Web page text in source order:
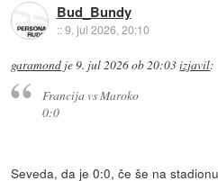
Bud_Bundy
::9. jul 2026, 20:10
garamond je9. jul 2026 ob 20:03izjavil:
Francija vs Maroko
0:0
Seveda, da je 0:0, če še na